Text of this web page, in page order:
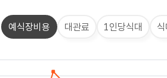
예식장비용 대관료 1인당식대 식